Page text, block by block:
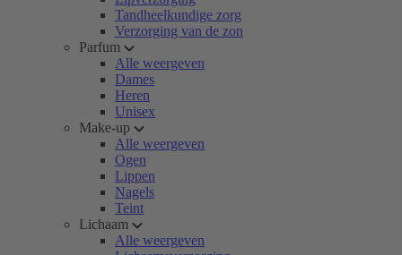
Tandheelkundige zorg
Verzorging van de zon
Parfum
Alle weergeven
Dames
Heren
Unisex
Make-up
Alle weergeven
Ogen
Lippen
Nagels
Teint
Lichaam
Alle weergeven